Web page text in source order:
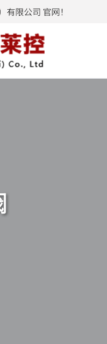
限公司 官网！